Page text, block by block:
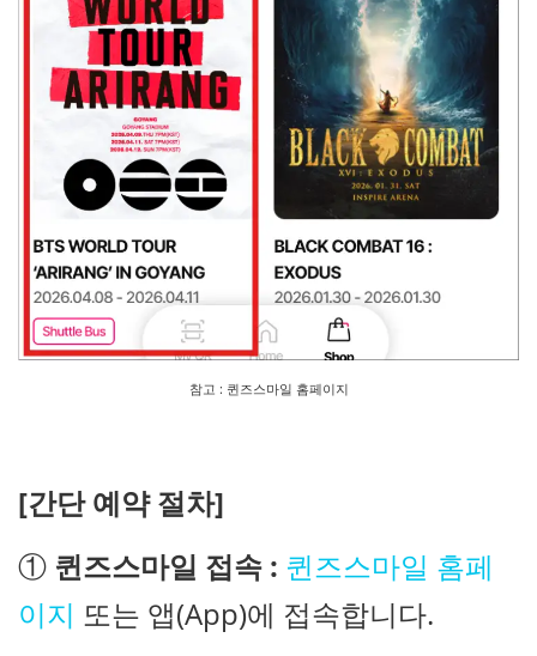
참고 : 퀸즈스마일 홈페이지
[간단 예약 절차]
① 퀸즈스마일 접속 : 퀸즈스마일 홈페
이지 또는 앱(App)에 접속합니다.